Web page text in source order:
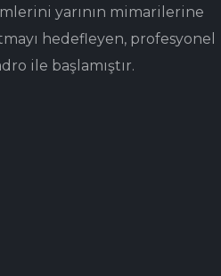
yarının mimarilerine
hedefleyen, profesyonel
ile başlamıştır.